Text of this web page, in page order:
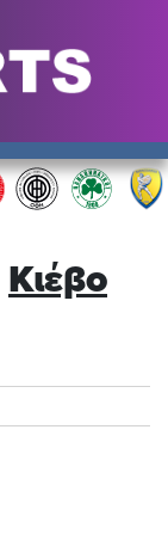
Κιέβο